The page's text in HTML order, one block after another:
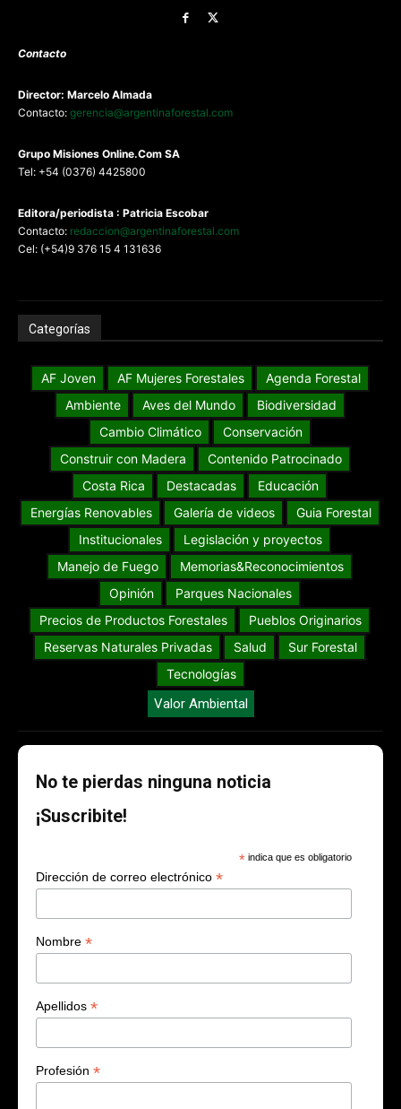
Contacto
Director: Marcelo Almada
Contacto: gerencia@argentinaforestal.com
Grupo Misiones Online.Com SA
Tel: +54 (0376) 4425800
Editora/periodista : Patricia Escobar
Contacto: redaccion@argentinaforestal.com
Cel: (+54)9 376 15 4 131636
Categorías
AF Joven AF Mujeres Forestales
Agenda Forestal
Ambiente
Aves del Mundo
Biodiversidad
Cambio Climático
Conservación
Construir con Madera
Contenido Patrocinado
Costa Rica
Destacadas
Educación
Energías Renovables
Galería de videos
Guia Forestal
Institucionales
Legislación y proyectos
Manejo de Fuego
Memorias&Reconocimientos
Opinión
Parques Nacionales
Precios de Productos Forestales
Pueblos Originarios
Reservas Naturales Privadas
Salud
Sur Forestal
Tecnologías
Valor Ambiental
No te pierdas ninguna noticia
¡Suscribite!
* indica que es obligatorio
Dirección de correo electrónico *
Nombre *
Apellidos *
Profesión *